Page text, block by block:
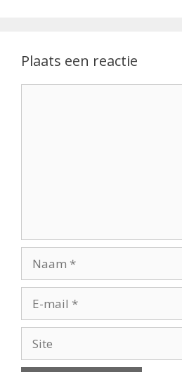
Plaats een reactie
mail